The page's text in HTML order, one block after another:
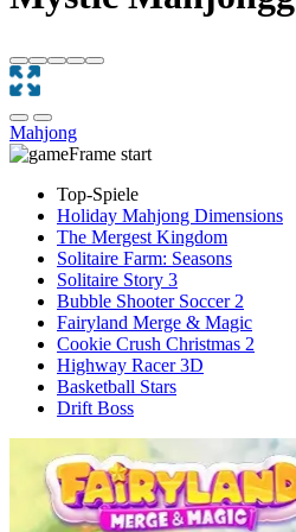
Mahjong
Top-Spiele
Holiday Mahjong Dimensions
The Mergest Kingdom
Solitaire Farm: Seasons
Solitaire Story 3
Bubble Shooter Soccer 2
Fairyland Merge & Magic
Cookie Crush Christmas 2
Highway Racer 3D
Basketball Stars
Drift Boss